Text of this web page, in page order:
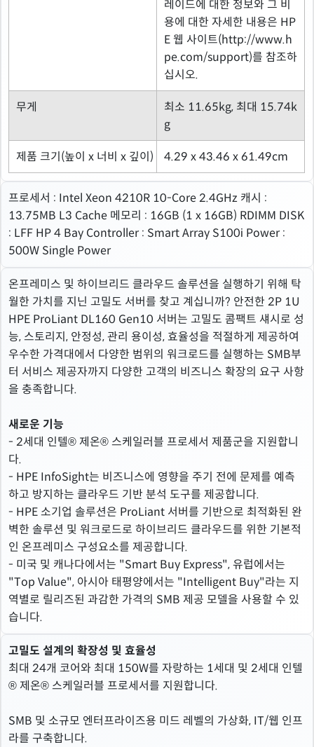
레이드에 대한 정보와 그 비
용에 대한 자세한 내용은 HP
E 웹 사이트(http://www.h
pe.com/support)를 참조하
십시오.
무게
최소 11.65kg, 최대 15.74k
g
제품 크기(높이 x 너비 x 깊이) 4.29 x 43.46 x 61.49cm
프로세서 : Intel Xeon 4210R 10-Core 2.4GHz 캐시 :
13.75MB L3 Cache 메모리 : 16GB (1 x 16GB) RDIMM DISK
: LFF HP 4 Bay Controller : Smart Array S100i Power :
500W Single Power
온프레미스 및 하이브리드 클라우드 솔루션을 실행하기 위해 탁
월한 가치를 지닌 고밀도 서버를 찾고 계십니까? 안전한 2P 1U
HPE ProLiant DL160 Gen10 서버는 고밀도 콤팩트 섀시로 성
능, 스토리지, 안정성, 관리 용이성, 효율성을 적절하게 제공하여
우수한 가격대에서 다양한 범위의 워크로드를 실행하는 SMB부
터 서비스 제공자까지 다양한 고객의 비즈니스 확장의 요구 사항
을 충족합니다.
새로운 기능
- 2세대 인텔® 제온® 스케일러블 프로세서 제품군을 지원합니
다.
- HPE InfoSight는 비즈니스에 영향을 주기 전에 문제를 예측
하고 방지하는 클라우드 기반 분석 도구를 제공합니다.
- HPE 소기업 솔루션은 ProLiant 서버를 기반으로 최적화된 완
벽한 솔루션 및 워크로드로 하이브리드 클라우드를 위한 기본적
인 온프레미스 구성요소를 제공합니다.
- 미국 및 캐나다에서는 "Smart Buy Express", 유럽에서는
"Top Value", 아시아 태평양에서는 "Intelligent Buy"라는 지
역별로 릴리즈된 과감한 가격의 SMB 제공 모델을 사용할 수 있
습니다.
고밀도 설계의 확장성 및 효율성
최대 24개 코어와 최대 150W를 자랑하는 1세대 및 2세대 인텔
® 제온® 스케일러블 프로세서를 지원합니다.
SMB 및 소규모 엔터프라이즈용 미드 레벨의 가상화, IT/웹 인프
라를 구축합니다.